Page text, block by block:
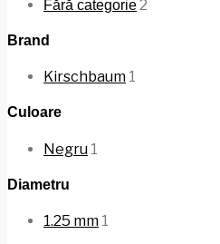
Fără categorie2
Brand
Kirschbaum 1
Culoare
Negru 1
Diametru
1.25 mm 1